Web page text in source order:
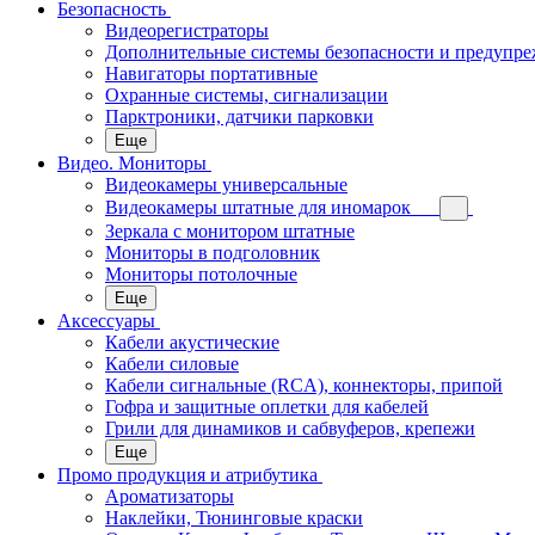
Безопасность
Видеорегистраторы
Дополнительные системы безопасности и
Навигаторы портативные
Охранные системы, сигнализации
Парктроники, датчики парковки
Еще
Видео. Мониторы
Видеокамеры универсальные
Видеокамеры штатные для иномарок
Зеркала с монитором штатные
Мониторы в подголовник
Мониторы потолочные
Еще
Аксессуары
Кабели акустические
Кабели силовые
Кабели сигнальные (RCA), коннекторы, припой
Гофра и защитные оплетки для кабелей
Грили для динамиков и сабвуферов, крепежи
Еще
Промо продукция и атрибутика
Ароматизаторы
Наклейки, Тюнинговые краски